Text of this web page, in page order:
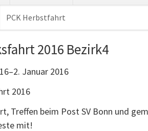
überspringen
PCK Herbstfahrt
2016 Bezirk4
Januar 2016
2016
Treffen beim Post SV Bonn und
mit!